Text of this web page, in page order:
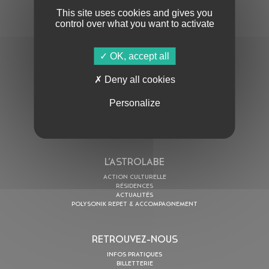
En cochant cette case, j’accepte laPolitique de confidentialité
AU PROGRAMME
L’ASTROLABE
ACTION CULTURELLE
RÉSIDENCES
ACTUALITÉS
POLYSONIK REPET & ACCOMPAGNEMENT
RETROUVEZ-NOUS
INFOS PRATIQUES
BILLETTERIE
This site uses cookies and gives you
control over what you want to activate
OK, accept all
Deny all cookies
Personalize